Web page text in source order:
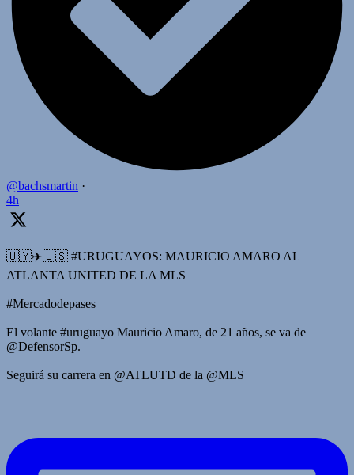
@bachsmartin ·
4h
🇺🇾✈️🇺🇸 #URUGUAYOS: MAURICIO AMARO AL
ATLANTA UNITED DE LA MLS
#Mercadodepases
El volante #uruguayo Mauricio Amaro, de 21 años, se va de
@DefensorSp.
Seguirá su carrera en @ATLUTD de la @MLS